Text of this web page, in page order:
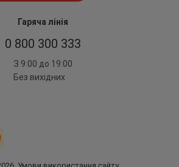
Гаряча лінія
0 800 300 333
З 9:00 до 19:00
Без вихідних